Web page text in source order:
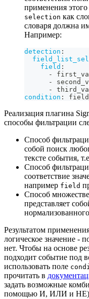
применения этого
selection как
словаря должна
Например:
detection :
field :
-
-
-
condition :
Реализация плагина
способы фильтрации
Способ
собой поиск
тексте события,
Способ
соответствие
например field
Способ
представляет
Результатом
логическое значение -
нет. Чтобы на основе
подходит событие под
использовать поле
прочитать в
задать возможные
помощью И, ИЛИ и